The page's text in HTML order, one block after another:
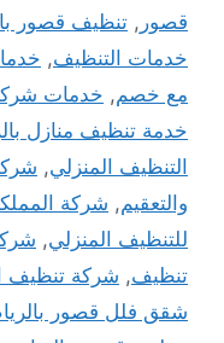
قصور , تنظيف قصور
خدمات التنظيف,
مع خصم, خدمات
خدمة تنظيف منازل
التنظيف المنزلي,
والتعقيم, شركة
للتنظيف المنزلي,
تنظيف, شركة تنظيف
شقق فلل قصور